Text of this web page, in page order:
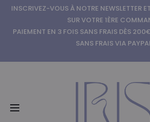
INSCRIVEZ-VOUS À NOTRE NEWSLETTER
SUR VOTRE 1ÈRE
PAIEMENT EN 3 FOIS SANS FRAIS DÈS
SANS FRAIS VIA